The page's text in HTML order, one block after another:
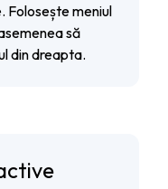
Folosește meniul
să
din dreapta.